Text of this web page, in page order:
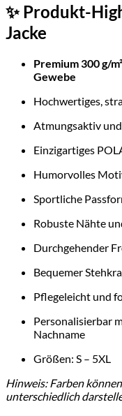
✨ Produkt-
Jacke
Premium 300 g/
Gewebe
Hochwertiges,
Atmungsaktiv
Einzigartiges
Humorvolles
Sportliche
Robuste Nähte
Durchgehender
Bequemer
Pflegeleicht und
Personalisierbar
Nachname
Größen: S – 5XL
Hinweis: Farben
unterschiedlich